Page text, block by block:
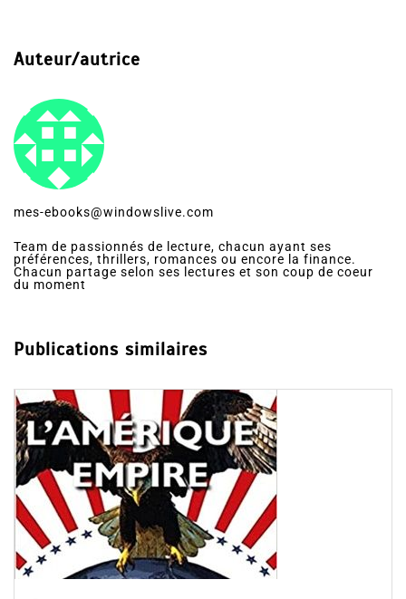
Auteur/autrice
mes-ebooks@windowslive.com
Team de passionnés de lecture, chacun ayant ses
préférences, thrillers, romances ou encore la finance.
Chacun partage selon ses lectures et son coup de coeur
du moment
Publications similaires